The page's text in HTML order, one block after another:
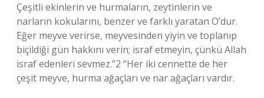
Çeşitli ekinlerin ve hurmaların, zeytinlerin ve
narların kokularını, benzer ve farklı yaratan O’dur.
Eğer meyve verirse, meyvesinden yiyin ve toplanıp
biçildiği gün hakkını verin; israf etmeyin, çünkü Allah
israf edenleri sevmez.”2 “Her iki cennette de her
çeşit meyve, hurma ağaçları ve nar ağaçları vardır.